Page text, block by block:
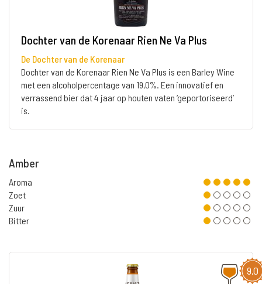
Dochter van de Korenaar Rien Ne Va Plus
De Dochter van de Korenaar
Dochter van de Korenaar Rien Ne Va Plus is een Barley Wine
met een alcoholpercentage van 19,0%. Een innovatief en
verrassend bier dat 4 jaar op houten vaten ‘geportoriseerd’
is.
Amber
Aroma
Zoet
Zuur
Bitter
9,0